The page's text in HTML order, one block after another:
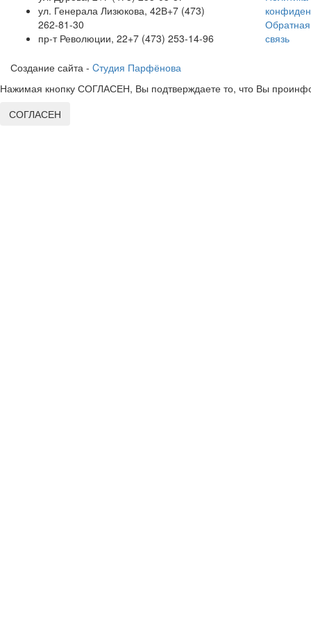
ул. Генерала Лизюкова, 42В+7 (473)
262-81-30
пр-т Революции, 22+7 (473) 253-14-96
Обратная
связь
Создание сайта - Cтудия Парфёнова
Нажимая кнопку СОГЛАСЕН, Вы подтверждаете то, что Вы
СОГЛАСЕН